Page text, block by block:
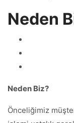
Neden
Neden Biz?
Önceliğimiz